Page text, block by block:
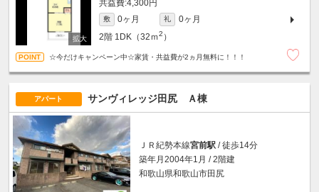
4,300円
敷 0ヶ月 礼
0ヶ月
2階 1DK（32ｍ2 ）
☆今だけキャンペーン中☆家賃・共益費が2ヵ月無料に！！！
アパート サンヴィレッジ田尻 Ａ棟
ＪＲ紀勢本線宮前駅 / 徒歩14分
築年月2004年1月 / 2階建
和歌山県和歌山市田尻